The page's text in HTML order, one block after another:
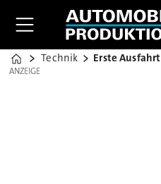
Home
Technik Erste
ANZEIGE
ANZEIGE